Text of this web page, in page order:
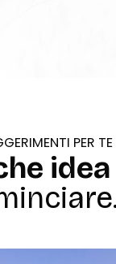
PER TE
idea